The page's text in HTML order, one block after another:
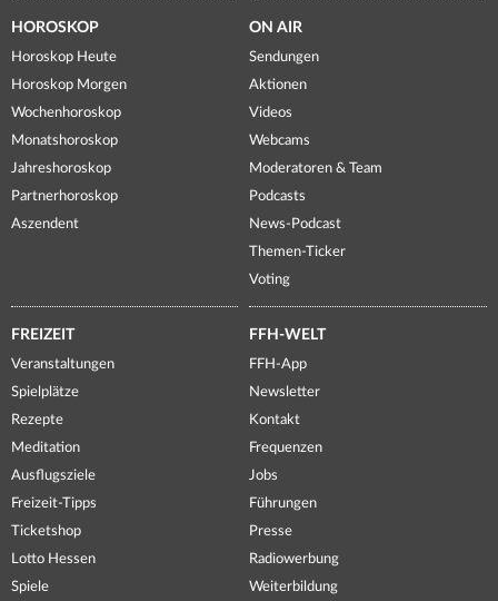
HOROSKOP
Horoskop Heute
Horoskop Morgen
Wochenhoroskop
Monatshoroskop
Jahreshoroskop
Partnerhoroskop
Aszendent
ON AIR
Sendungen
Aktionen
Videos
Webcams
Moderatoren & Team
Podcasts
News-Podcast
Themen-Ticker
Voting
FREIZEIT
Veranstaltungen
Spielplätze
Rezepte
Meditation
Ausflugsziele
Freizeit-Tipps
Ticketshop
Lotto Hessen
Spiele
FFH-WELT
FFH-App
Newsletter
Kontakt
Frequenzen
Jobs
Führungen
Presse
Radiowerbung
Weiterbildung